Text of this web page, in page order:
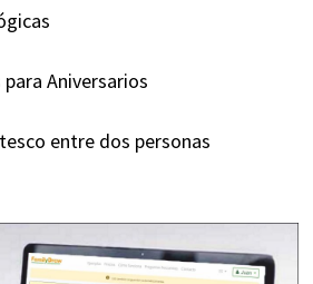
Aniversarios
entre dos personas